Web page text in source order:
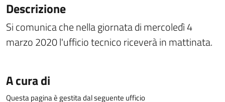
Descrizione
Si comunica che nella giornata di mercoledì 4
marzo 2020 l'ufficio tecnico riceverà in mattinata.
A cura di
Questa pagina è gestita dal seguente ufficio